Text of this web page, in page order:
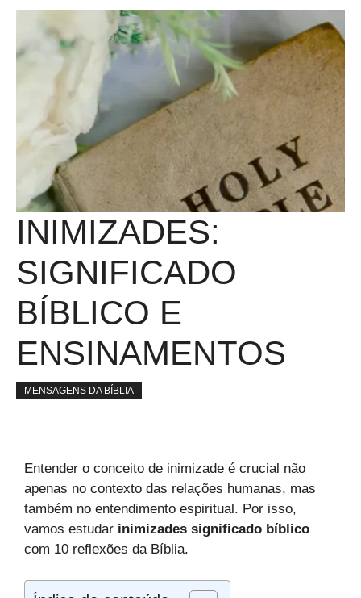
INIMIZADES:
SIGNIFICADO
BÍBLICO E
ENSINAMENTOS
MENSAGENS DA BÍBLIA
Entender o conceito de inimizade é crucial não
apenas no contexto das relações humanas, mas
também no entendimento espiritual. Por isso,
vamos estudar inimizades significado bíblico
com 10 reflexões da Bíblia.